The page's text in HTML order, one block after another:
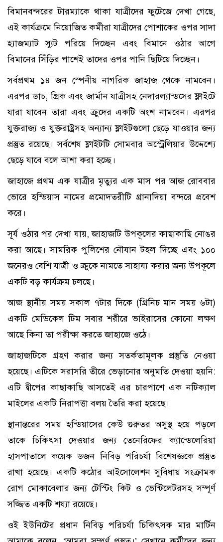
বিমানবন্দরের টারম্যাকে থাকা যাত্রীদের ফুটেজে দেখা গেছে,
এই কার্যক্রমে নিয়োজিত কর্মীরা যাত্রীদের পোশাকের ওপর সাদা
হ্যাজম্যাট স্যুট পরিয়ে দিচ্ছেন এবং বিমানে ওঠার আগে
বিমানের সিঁড়ির পাশেই তাদের ওপর পানি ছিটিয়ে দিচ্ছেন।
সর্বপ্রথম ১৪ জন স্পেনীয় নাগরিক জাহাজ থেকে নামবেন।
এরপর ডাচ, গ্রিক এবং জার্মান যাত্রীসহ নেদারল্যান্ডসের ফ্লাইটে
যারা যাবেন তারা এবং ক্রুদের একটি অংশ নামবেন। এরপর
যুক্তরাজ্য ও যুক্তরাষ্ট্রসহ অন্যান্য ফ্লাইটগুলো ছেড়ে যাওয়ার জন্য
প্রস্তুত রয়েছে। সর্বশেষ ফ্লাইটটি সোমবার অস্ট্রেলিয়ার উদ্দেশ্যে
ছেড়ে যাবে বলে আশা করা হচ্ছে।
জাহাজে প্রথম এক যাত্রীর মৃত্যুর এক মাস পর আজ রোববার
ভোরে হন্ডিয়াস নামের প্রমোদতরীটি গ্রানাদিয়া বন্দরে প্রবেশ
করে।
সূর্য ওঠার পর দেখা যায়, জাহাজটি উপকূলের কাছাকাছি নোঙর
করা আছে। সামরিক পুলিশের নৌযান টহল দিচ্ছে এবং ১০০
জনেরও বেশি যাত্রী ও ক্রুকে নামতে সাহায্য করার জন্য উপকূলে
একটি বড় কার্যক্রম চলছে।
আজ স্থানীয় সময় সকাল ৭টার দিকে (গ্রিনিচ মান সময় ৬টা)
একটি মেডিকেল টিম সবার শরীরে ভাইরাসের কোনো লক্ষণ
আছে কিনা তা পরীক্ষা করতে জাহাজে ওঠে।
জাহাজটিকে গ্রহণ করার জন্য সতর্কতামূলক প্রস্তুতি নেওয়া
হয়েছে। এটিকে সরাসরি তীরে ভেড়ানোর অনুমতি দেওয়া হয়নি:
এটি দ্বীপের কাছাকাছি আসতেই এর চারপাশে এক নটিক্যাল
মাইলের একটি নিরাপত্তা বলয় তৈরি করা হয়েছে।
স্থানান্তরের সময় হন্ডিয়াসের কেউ গুরুতর অসুস্থ হয়ে পড়লে
তাকে চিকিৎসা দেওয়ার জন্য তেনেরিফের ক্যান্ডেলেরিয়া
হাসপাতালে কয়েক ডজন নিবিড় পরিচর্যা বিশেষজ্ঞকে প্রস্তুত
রাখা হয়েছে। একটি কঠোর আইসোলেশন সুবিধায় সংক্রামক
রোগ মোকাবেলার জন্য টেস্টিং কিট ও ভেন্টিলেটরসহ সম্পূর্ণ
সজ্জিত একটি শয্যা রয়েছে।
ওই ইউনিটের প্রধান নিবিড় পরিচর্যা চিকিৎসক মার মার্টিন